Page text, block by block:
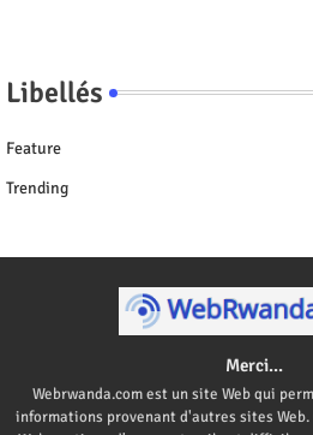
Libellés
Feature
Trending
Merci...
Webrwanda.com est un site Web qui
informations provenant d'autres sites Web.